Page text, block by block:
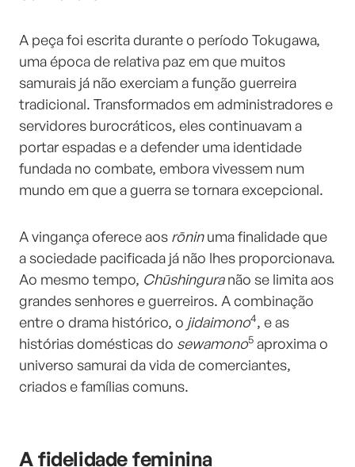
A peça foi escrita durante o período Tokugawa,
uma época de relativa paz em que muitos
samurais já não exerciam a função guerreira
tradicional. Transformados em administradores e
servidores burocráticos, eles continuavam a
portar espadas e a defender uma identidade
fundada no combate, embora vivessem num
mundo em que a guerra se tornara excepcional.
A vingança oferece aos rōninuma finalidade que
a sociedade pacificada já não lhes proporcionava.
Ao mesmo tempo, Chūshinguranão se limita aos
grandes senhores e guerreiros. A combinação
entre o drama histórico, o jidaimono4, e as
histórias domésticas do sewamono5 aproxima o
universo samurai da vida de comerciantes,
criados e famílias comuns.
A fidelidade feminina